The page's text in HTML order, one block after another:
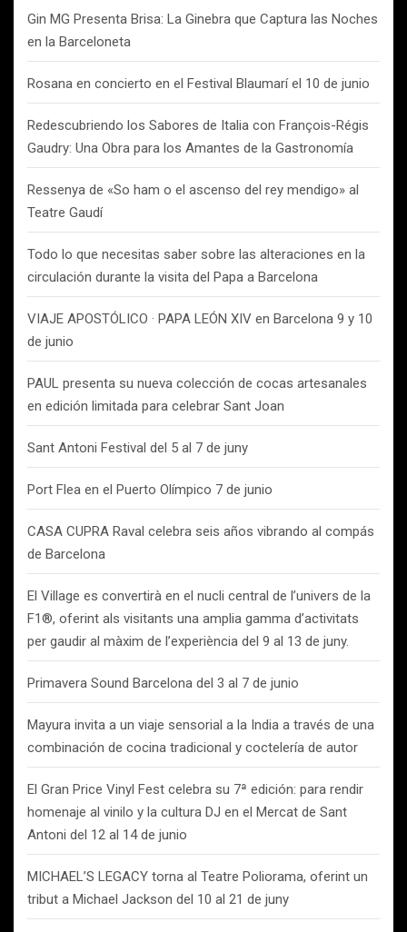
Gin MG Presenta Brisa: La Ginebra que Captura las Noches
en la Barceloneta
Rosana en concierto en el Festival Blaumarí el 10 de junio
Redescubriendo los Sabores de Italia con François-Régis
Gaudry: Una Obra para los Amantes de la Gastronomía
Ressenya de «So ham o el ascenso del rey mendigo» al
Teatre Gaudí
Todo lo que necesitas saber sobre las alteraciones en la
circulación durante la visita del Papa a Barcelona
VIAJE APOSTÓLICO · PAPA LEÓN XIV en Barcelona 9 y 10
de junio
PAUL presenta su nueva colección de cocas artesanales
en edición limitada para celebrar Sant Joan
Sant Antoni Festival del 5 al 7 de juny
Port Flea en el Puerto Olímpico 7 de junio
CASA CUPRA Raval celebra seis años vibrando al compás
de Barcelona
El Village es convertirà en el nucli central de l’univers de la
F1®, oferint als visitants una amplia gamma d’activitats
per gaudir al màxim de l’experiència del 9 al 13 de juny.
Primavera Sound Barcelona del 3 al 7 de junio
Mayura invita a un viaje sensorial a la India a través de una
combinación de cocina tradicional y coctelería de autor
El Gran Price Vinyl Fest celebra su 7ª edición: para rendir
homenaje al vinilo y la cultura DJ en el Mercat de Sant
Antoni del 12 al 14 de junio
MICHAEL’S LEGACY torna al Teatre Poliorama, oferint un
tribut a Michael Jackson del 10 al 21 de juny